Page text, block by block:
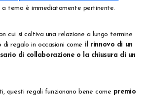
a tema è immediatamente pertinente.
cui si coltiva una relazione a lungo termine
regalo in occasioni come il rinnovo di un
di collaborazione o la chiusura di un
questi regali funzionano bene come premio